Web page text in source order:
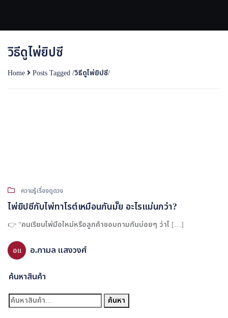
วิธีดูไพ่ยิปซี
Home Posts Tagged/วิธีดูไพ่ยิปซี/
ความรู้เรื่องดูดวง
ไพ่ยิปซีกับไพ่ทาโรต์เหมือนกันมั๊ย อะไรแม่นกว่า?
👉 “คนเรียนไพ่มือใหม่หรือลูกค้าชอบถามกันบ่อยๆ ว่าไ […]
อแ อ.กามล แสงวงศ์
ค้นหาสินค้า
ค้
น
ค้นหา